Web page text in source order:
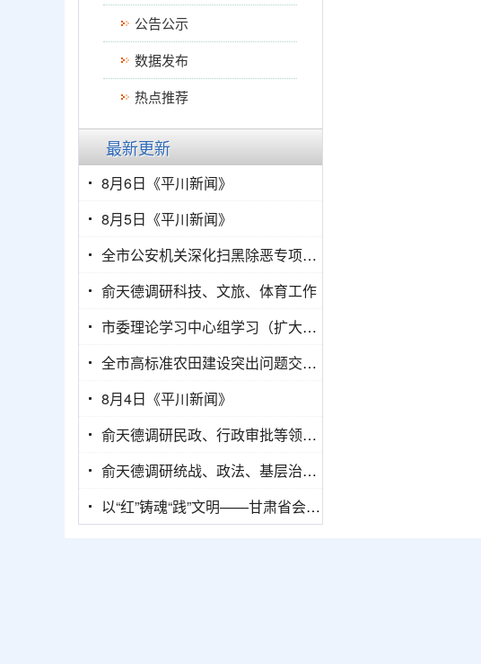
公告公示
数据发布
热点推荐
最新更新
8月6日《平川新闻》
8月5日《平川新闻》
全市公安机关深化扫黑除恶专项斗争部署会议召开
俞天德调研科技、文旅、体育工作
市委理论学习中心组学习（扩大）会议暨市委党的建设工作领导小组会议召开
全市高标准农田建设突出问题交叉巡察集中反馈会议召开
8月4日《平川新闻》
俞天德调研民政、行政审批等领域重点工作
俞天德调研统战、政法、基层治理工作
以“红”铸魂“践”文明——甘肃省会宁县新时代文明实践“红色舞台+文明集市”工作纪实